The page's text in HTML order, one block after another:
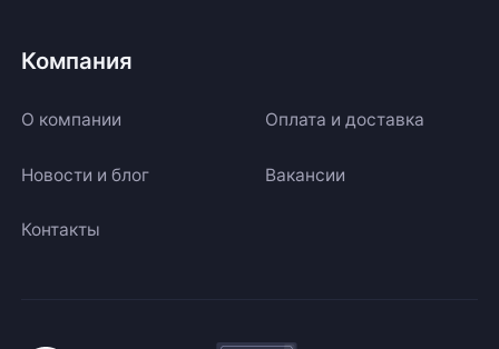
Компания
О компании Оплата и доставка
Новости и блог Вакансии
Контакты